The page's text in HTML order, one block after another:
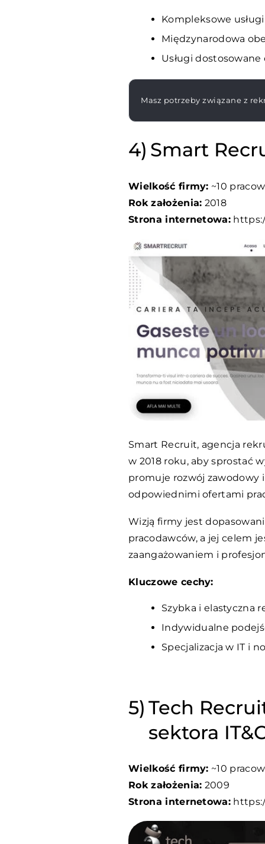
Kompleksowe
Międzynarodowa
Usługi
Masz potrzeby związane z
Smart
Wielkość firmy: ~10
Rok założenia: 2018
Strona internetowa:
Smart Recruit, agencja
w 2018 roku, aby sprostać
promuje rozwój zawodowy
odpowiednimi ofertami
Wizją firmy jest
pracodawców, a jej celem
zaangażowaniem i
Kluczowe cechy:
Szybka i elastyczna
Indywidualne
Specjalizacja w IT i
Tech
sektora
Wielkość firmy: ~10
Rok założenia: 2009
Strona internetowa: